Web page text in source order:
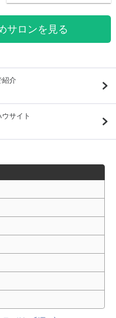
サロンを見る
紹介
サイト